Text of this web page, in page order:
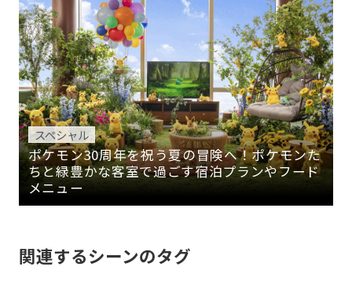
スペシャル
ポケモン30周年を祝う夏の冒険へ！ポケモンた
ちと緑豊かな客室で過ごす宿泊プランやフード
メニュー
関連するシーンのタグ